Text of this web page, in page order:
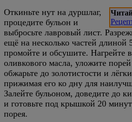
Откиньте нут на дуршлаг,
процедите бульон и
выбросьте лавровый лист.
ещё на несколько частей длиной
промойте и обсушите. Нагрейте
оливкового масла, уложите
обжарьте до золотистости и
прижимая его ко дну для
Залейте бульоном, доведите до
и готовьте под крышкой 20
порея.